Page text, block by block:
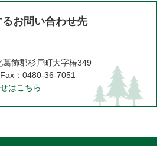
お問い合わせ先
葛飾郡杉戸町大字椿349
Fax：0480-36-7051
はこちら